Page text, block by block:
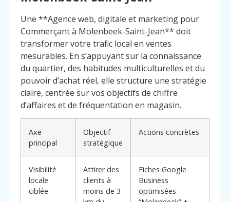
Appelez
Une **Agence web, digitale et marketing pour
Commerçant à Molenbeek-Saint-Jean** doit
transformer votre trafic local en ventes
mesurables. En s’appuyant sur la connaissance
du quartier, des habitudes multiculturelles et du
pouvoir d’achat réel, elle structure une stratégie
claire, centrée sur vos objectifs de chiffre
d’affaires et de fréquentation en magasin.
Axe
principal
Objectif
stratégique
Actions concrètes
Visibilité
locale
ciblée
Attirer des
clients à
moins de 3
Fiches Google
Business
optimisées